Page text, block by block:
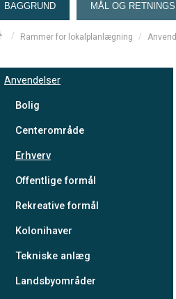
BAGGRUND MÅL OG
/ Rammer for lokalplanlægning /
Anvendelser
Bolig
Centerområde
Erhverv
Offentlige formål
Rekreative formål
Kolonihaver
Tekniske anlæg
Landsbyområder